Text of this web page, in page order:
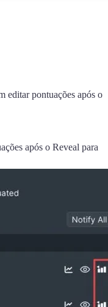
editar pontuações após o
após o Reveal para